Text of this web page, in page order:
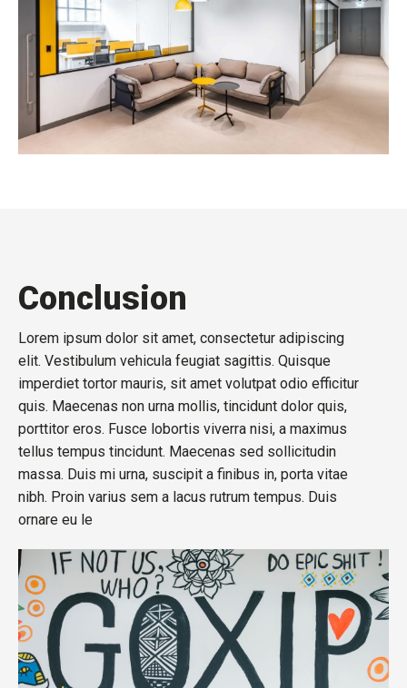
Conclusion
Lorem ipsum dolor sit amet, consectetur adipiscing
elit. Vestibulum vehicula feugiat sagittis. Quisque
imperdiet tortor mauris, sit amet volutpat odio efficitur
quis. Maecenas non urna mollis, tincidunt dolor quis,
porttitor eros. Fusce lobortis viverra nisi, a maximus
tellus tempus tincidunt. Maecenas sed sollicitudin
massa. Duis mi urna, suscipit a finibus in, porta vitae
nibh. Proin varius sem a lacus rutrum tempus. Duis
ornare eu le